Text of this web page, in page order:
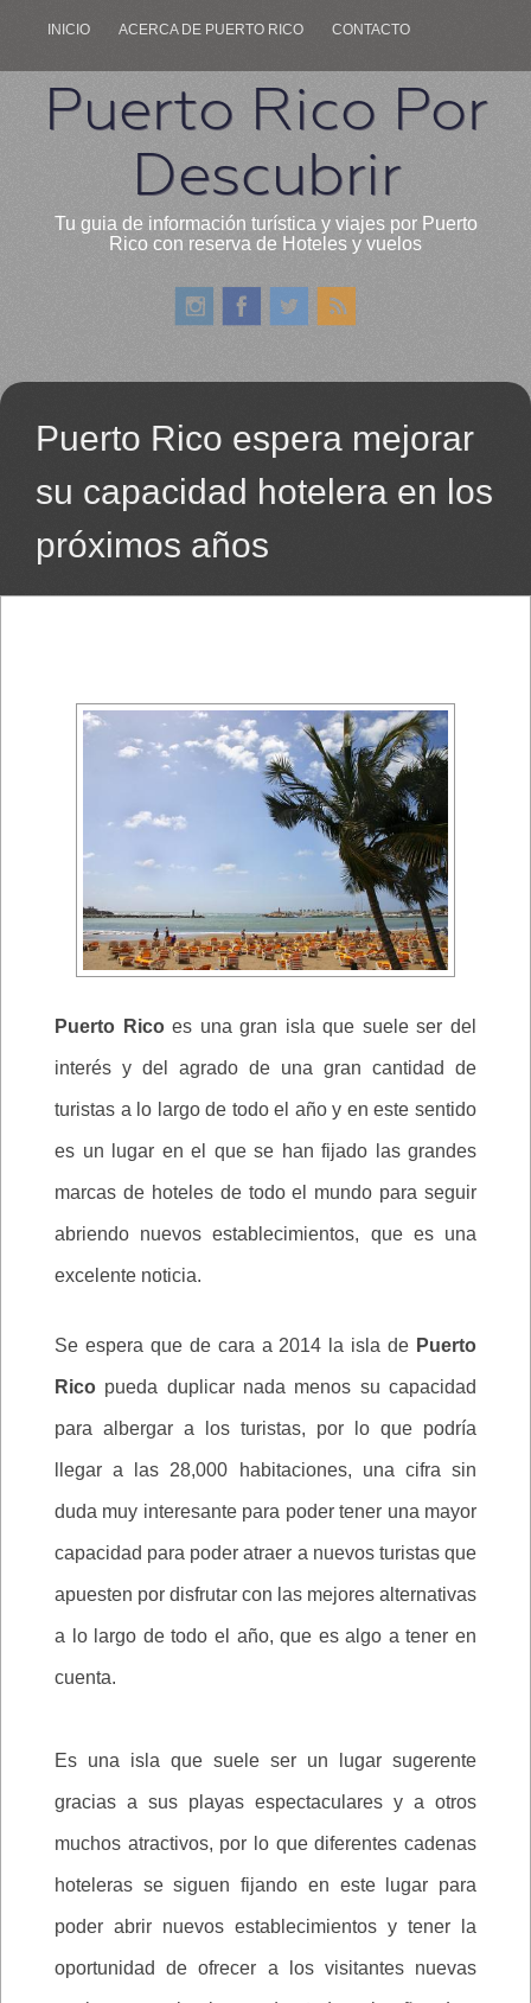
INICIO ACERCA DE PUERTO RICO CONTACTO
Puerto Rico Por
Descubrir
Tu guia de información turística y viajes por Puerto
Rico con reserva de Hoteles y vuelos
Puerto Rico espera mejorar
su capacidad hotelera en los
próximos años
Puerto Ricoes una gran isla que suele ser del
interés y del agrado de una gran cantidad de
turistas a lo largo de todo el año y en este sentido
es un lugar en el que se han fijado las grandes
marcas de hoteles de todo el mundo para seguir
abriendo nuevos establecimientos, que es una
excelente noticia.
Se espera que de cara a 2014 la isla de Puerto
Rico pueda duplicar nada menos su capacidad
para albergar a los turistas, por lo que podría
llegar a las 28,000 habitaciones, una cifra sin
duda muy interesante para poder tener una mayor
capacidad para poder atraer a nuevos turistas que
apuesten por disfrutar con las mejores alternativas
a lo largo de todo el año, que es algo a tener en
cuenta.
Es una isla que suele ser un lugar sugerente
gracias a sus playas espectaculares y a otros
muchos atractivos, por lo que diferentes cadenas
hoteleras se siguen fijando en este lugar para
poder abrir nuevos establecimientos y tener la
oportunidad de ofrecer a los visitantes nuevas